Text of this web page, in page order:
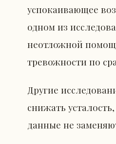
успокаивающее
одном из
неотложной
тревожности по
Другие
снижать
данные не